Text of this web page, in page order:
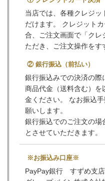
当店では、各種クレジッ
だけます。 クレジット
合、ご注文画面で「ク
ただき、ご注文操作をす
② 銀行振込（前払い）
銀行振込みでの決済の際
商品代金（送料含む）を
金ください。 なお振込
願いします。
銀行振込でのご注文の場
とさせていただきます。
※お振込み口座※
PayPay銀行 すずめ支